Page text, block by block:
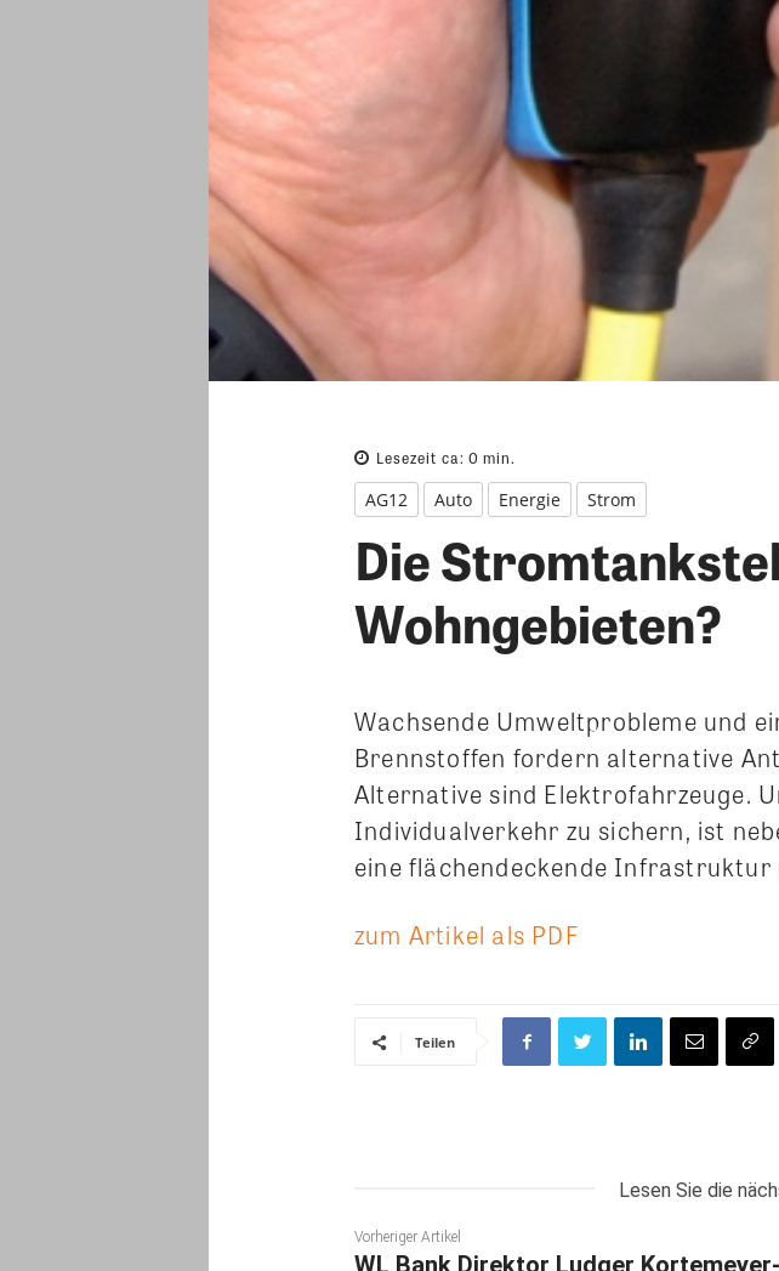
Lesezeit ca: 0 min.
AG12 Auto Energie Strom
Die
Wohngebieten?
Wachsende Umweltprobleme und
Brennstoffen fordern alternative
Alternative sind Elektrofahrzeuge.
Individualverkehr zu sichern, ist
eine flächendeckende Infrastruktur
zum Artikel als PDF
Teilen
Lesen Sie die
Vorheriger Artikel
WL Bank Direktor Ludger Kortemeyer-